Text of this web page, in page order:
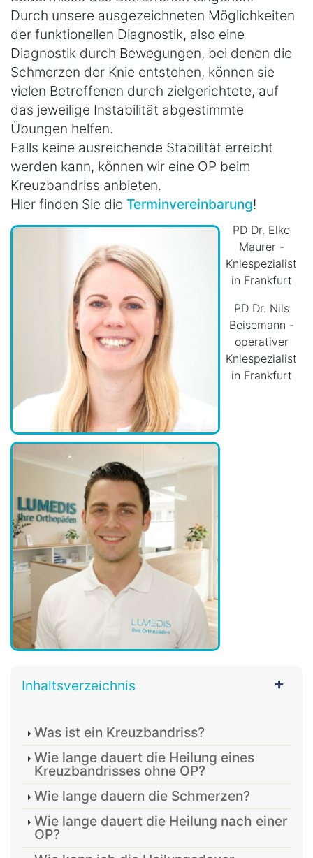
Durch unsere ausgezeichneten Möglichkeiten
der funktionellen Diagnostik, also eine
Diagnostik durch Bewegungen, bei denen die
Schmerzen der Knie entstehen, können sie
vielen Betroffenen durch zielgerichtete, auf
das jeweilige Instabilität abgestimmte
Übungen helfen.
Falls keine ausreichende Stabilität erreicht
werden kann, können wir eine OP beim
Kreuzbandriss anbieten.
Hier finden Sie die Terminvereinbarung!
PD Dr. Elke
Maurer -
Kniespezialist
in Frankfurt
PD Dr. Nils
Beisemann -
operativer
Kniespezialist
in Frankfurt
Inhaltsverzeichnis
Was ist ein Kreuzbandriss?
Wie lange dauert die Heilung eines
Kreuzbandrisses ohne OP?
Wie lange dauern die Schmerzen?
Wie lange dauert die Heilung nach einer
OP?